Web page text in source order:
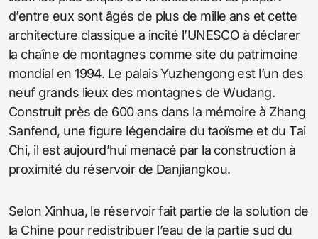
d’entre eux sont âgés de plus de mille ans et cette
architecture classique a incité l’UNESCO à déclarer
la chaîne de montagnes comme site du patrimoine
mondial en 1994. Le palais Yuzhengong est l’un des
neuf grands lieux des montagnes de Wudang.
Construit près de 600 ans dans la mémoire à Zhang
Sanfend, une figure légendaire du taoïsme et du Tai
Chi, il est aujourd’hui menacé par la construction à
proximité du réservoir de Danjiangkou.
Selon Xinhua, le réservoir fait partie de la solution de
la Chine pour redistribuer l’eau de la partie sud du